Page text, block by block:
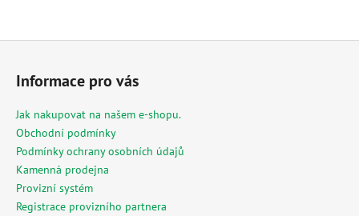
Kč
Informace pro vás
Jak nakupovat na našem e-shopu.
Obchodní podmínky
Podmínky ochrany osobních údajů
Kamenná prodejna
Provizní systém
Registrace provizního partnera